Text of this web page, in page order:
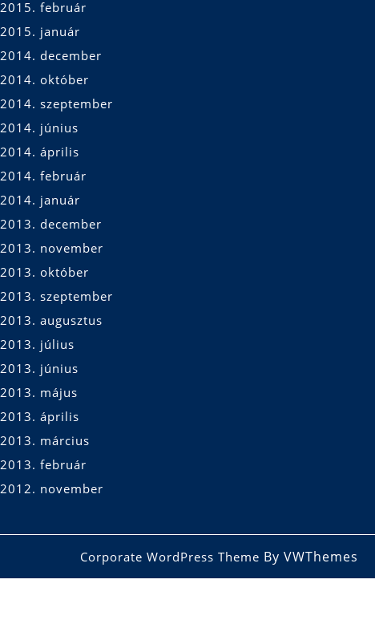
2015. február
2015. január
2014. december
2014. október
2014. szeptember
2014. június
2014. április
2014. február
2014. január
2013. december
2013. november
2013. október
2013. szeptember
2013. augusztus
2013. július
2013. június
2013. május
2013. április
2013. március
2013. február
2012. november
Corporate WordPress Theme By VWThemes